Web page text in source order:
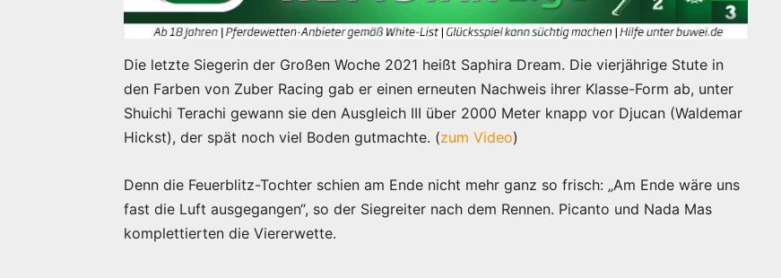
Die letzte Siegerin der Großen Woche 2021 heißt Saphira Dream. Die vierjährige Stute in
den Farben von Zuber Racing gab er einen erneuten Nachweis ihrer Klasse-Form ab, unter
Shuichi Terachi gewann sie den Ausgleich III über 2000 Meter knapp vor Djucan (Waldemar
Hickst), der spät noch viel Boden gutmachte. (zum Video)
Denn die Feuerblitz-Tochter schien am Ende nicht mehr ganz so frisch: „Am Ende wäre uns
fast die Luft ausgegangen“, so der Siegreiter nach dem Rennen. Picanto und Nada Mas
komplettierten die Viererwette.